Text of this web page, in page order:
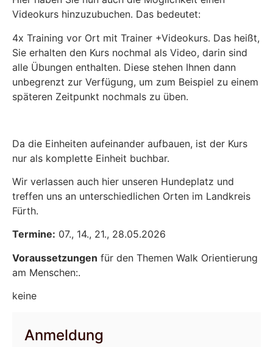
Videokurs hinzuzubuchen. Das bedeutet:
4x Training vor Ort mit Trainer +Videokurs. Das heißt,
Sie erhalten den Kurs nochmal als Video, darin sind
alle Übungen enthalten. Diese stehen Ihnen dann
unbegrenzt zur Verfügung, um zum Beispiel zu einem
späteren Zeitpunkt nochmals zu üben.
Da die Einheiten aufeinander aufbauen, ist der Kurs
nur als komplette Einheit buchbar.
Wir verlassen auch hier unseren Hundeplatz und
treffen uns an unterschiedlichen Orten im Landkreis
Fürth.
Termine: 07., 14., 21., 28.05.2026
Voraussetzungen für den Themen Walk Orientierung
am Menschen:.
keine
Anmeldung